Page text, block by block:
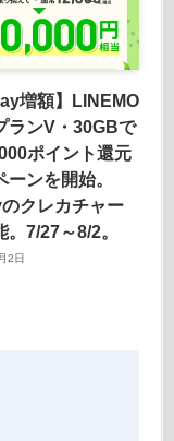
増額】LINEMO
ランV・30GBで
ポイント還元
ーンを開始。
クレカチャー
。7/27～8/2。
2日